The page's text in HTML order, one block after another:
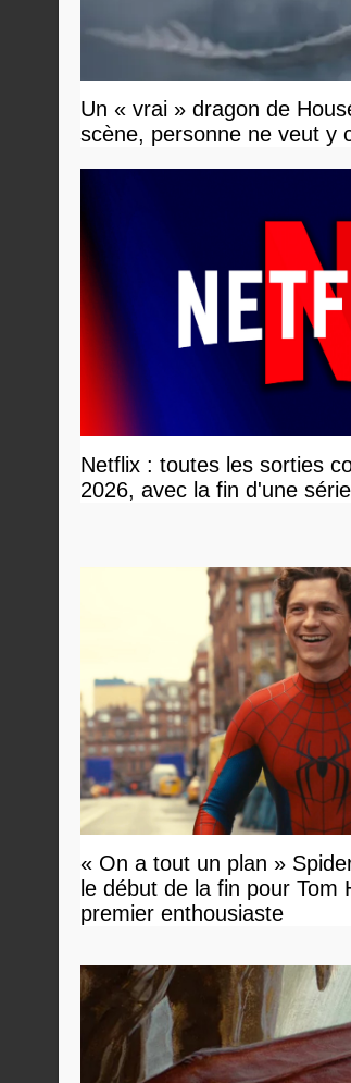
Un « vrai » dragon de
scène, personne ne veut y
Netflix : toutes les sorties
2026, avec la fin d'une
« On a tout un plan »
le début de la fin pour Tom
premier enthousiaste